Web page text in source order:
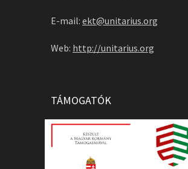
E-mail: ekt@unitarius.org
Web: http://unitarius.org
TÁMOGATÓK